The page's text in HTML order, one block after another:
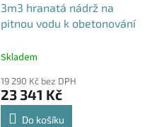
3m3 hranatá nádrž na
pitnou vodu k obetonování
Skladem
19 290 Kč bez DPH
23 341 Kč
Do košíku